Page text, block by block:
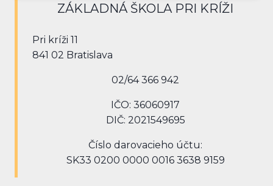
ZÁKLADNÁ ŠKOLA PRI KRÍŽI
Pri kríži 11
841 02 Bratislava
02/64 366 942
IČO: 36060917
DIČ: 2021549695
Číslo darovacieho účtu:
SK33 0200 0000 0016 3638 9159